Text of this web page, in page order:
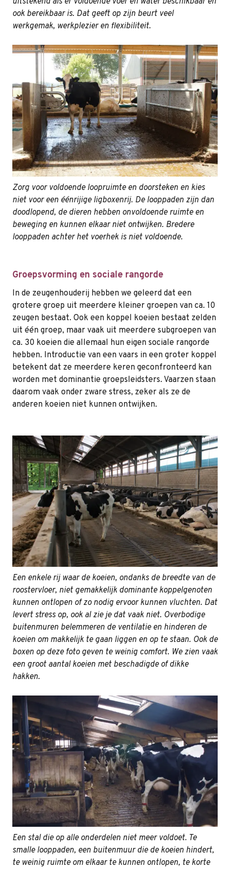
ook bereikbaar is. Dat geeft op zijn beurt veel
werkgemak, werkplezier en flexibiliteit.
Zorg voor voldoende loopruimte en doorsteken en kies
niet voor een éénrijige ligboxenrij. De looppaden zijn dan
doodlopend, de dieren hebben onvoldoende ruimte en
beweging en kunnen elkaar niet ontwijken. Bredere
looppaden achter het voerhek is niet voldoende.
Groepsvorming en sociale rangorde
In de zeugenhouderij hebben we geleerd dat een
grotere groep uit meerdere kleiner groepen van ca. 10
zeugen bestaat. Ook een koppel koeien bestaat zelden
uit één groep, maar vaak uit meerdere subgroepen van
ca. 30 koeien die allemaal hun eigen sociale rangorde
hebben. Introductie van een vaars in een groter koppel
betekent dat ze meerdere keren geconfronteerd kan
worden met dominantie groepsleidsters. Vaarzen staan
daarom vaak onder zware stress, zeker als ze de
anderen koeien niet kunnen ontwijken.
Een enkele rij waar de koeien, ondanks de breedte van de
roostervloer, niet gemakkelijk dominante koppelgenoten
kunnen ontlopen of zo nodig ervoor kunnen vluchten. Dat
levert stress op, ook al zie je dat vaak niet. Overbodige
buitenmuren belemmeren de ventilatie en hinderen de
koeien om makkelijk te gaan liggen en op te staan. Ook de
boxen op deze foto geven te weinig comfort. We zien vaak
een groot aantal koeien met beschadigde of dikke
hakken.
Een stal die op alle onderdelen niet meer voldoet. Te
smalle looppaden, een buitenmuur die de koeien hindert,
te weinig ruimte om elkaar te kunnen ontlopen, te korte